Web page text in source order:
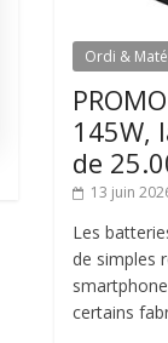
Ordi &
145W,
de
13 juin
Les
de simples
certains